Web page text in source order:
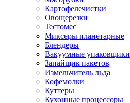
Картофелечистки
Овощерезки
Тестомес
Миксеры планетарные
Блендеры
Вакуумные упаковщики
Запайщик пакетов
Измельчитель льда
Кофемолки
Куттеры
Кухонные процессоры